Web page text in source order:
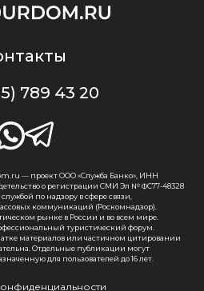
789 43 20
— проект ООО «Служба Банко», ИНН
о регистрации СМИ Эл № ФС77-48328
по надзору в сфере связи,
коммуникаций (Роскомнадзор).
рынке в России и во всем мире.
туристический форум.
материалов или частичном цитировании
Отдельные публикации могут
для пользователей до 16 лет.